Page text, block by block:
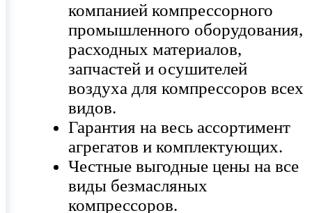
компанией компрессорного
промышленного оборудования,
расходных материалов,
запчастей и осушителей
воздуха для компрессоров всех
видов.
Гарантия на весь ассортимент
агрегатов и комплектующих.
Честные выгодные цены на все
виды безмасляных
компрессоров.